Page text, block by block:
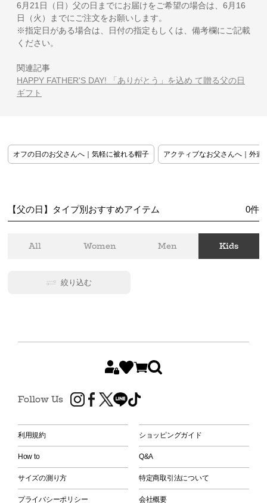
6月21日（日）父の日までにお届けをご希望の場合は、6月16
日（火）までにご注文をお願いします。
※指定日がある場合は、日付の指定もしくは、備考欄にご記載
ください。
関連記事
HAPPY FATHER'S DAY! 「ありがとう」を込め て贈る父の日
ギフト
オフの日のお父さんへ｜気軽に被れる帽子 アクティブなお父さんへ｜外遊
【父の日】タイプ別おすすめアイテム 0件
All Women Men Kids
絞り込む
Follow Us
利用規約 ショッピングガイド
How to Q&A
サイズの測り方 特定商取引法について
プライバシーポリシー 会社概要